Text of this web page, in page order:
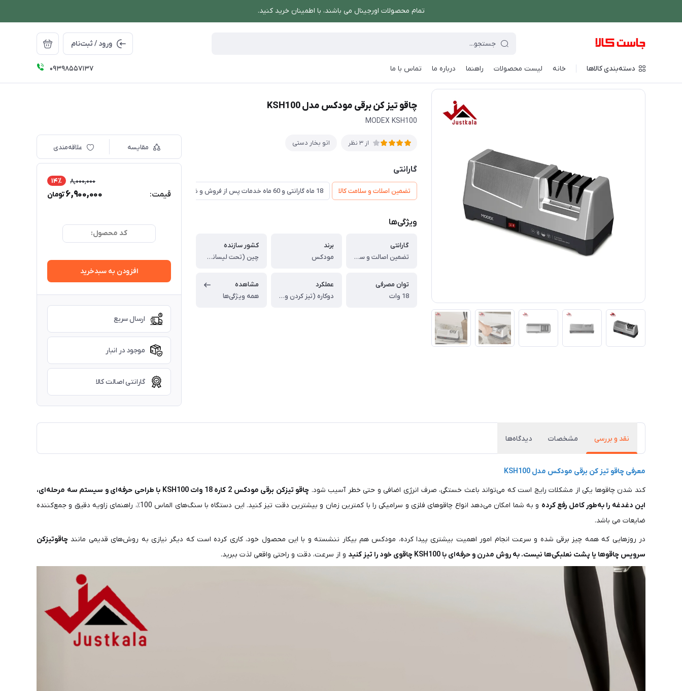
تمام محصولات اورجینال می باشند، با اطمینان خرید کنید.
ورود / ثبت‌نام
دسته‌بندی کالاها خانه لیست محصولات راهنما درباره ما تماس با ما 09398557137
فروشگاه اینترنتی جاست کالا شستشو و نظافت / اتو بخار دستی چاقو تیز کن برقی مودکس مدل KSH100
چاقو تیز کن برقی مودکس مدل KSH100
MODEX KSH100
از 3 نظر اتو بخار دستی
گارانتی
تضمین اصلات و سلامت کالا 18 ماه گارانتی و 60 ماه خدمات پس از فروش و ضمانت تعویض
ویژگی‌ها
گارانتی
تضمین اصالت و سلامت کالا (اورجینال)
برند
مودکس
کشور سازنده
چین (تحت لیسانس انگلستان)
توان مصرفی
18 وات
عملکرد
دوکاره (تیز کردن و صیقلی کردن)
مشاهده
همه ویژگی‌ها
مقایسه علاقه‌مندی
قیمت:
8,000,000 14٪
6,900,000تومان
کد محصول:
افزودن به سبدخرید
ارسال سریع
موجود در انبار
گارانتی اصالت کالا
نقد و بررسی مشخصات دیدگاه‌ها
معرفی چاقو تیز کن برقی مودکس مدل KSH100
کند شدن چاقوها یکی از مشکلات رایج است که می‌تواند باعث خستگی، صرف انرژی اضافی و حتی خطر آسیب شود.
چاقو تیزکن برقی مودکس 2 کاره 18 وات KSH100 با طراحی حرفه‌ای و سیستم سه مرحله‌ای،
این دغدغه را به‌طور کامل رفع کرده
و به شما امکان می‌دهد انواع چاقوهای فلزی و سرامیکی را با کمترین زمان و بیشترین دقت تیز کنید. این دستگاه با سنگ‌های الماس 100٪، راهنمای زاویه دقیق و جمع‌کننده
ضایعات می باشد.
در روزهایی که همه چیز برقی شده و سرعت انجام امور اهمیت بیشتری پیدا کرده، مودکس هم بیکار ننشسته و با این محصول خود، کاری کرده است که دیگر نیازی به روش‌های قدیمی مانند چاقوتیزکن
سرویس چاقوها یا پشت نعلبکی‌ها نیست. به روش مدرن و حرفه‌ای با KSH100 چاقوی خود را تیز کنید
و از سرعت، دقت و راحتی واقعی لذت ببرید.